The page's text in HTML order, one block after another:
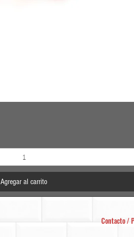
Agregar al carrito
Contacto /